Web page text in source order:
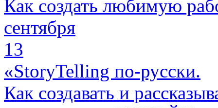
Как создать любимую
сентября
13
«StoryTelling по-русски.
Как создавать и